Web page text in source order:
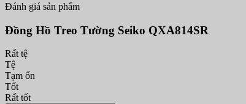
Đánh giá sản phẩm
Đồng Hồ Treo Tường Seiko QXA814SR
Rất tệ
Tệ
Tạm ổn
Tốt
Rất tốt